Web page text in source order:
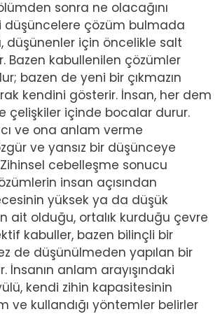
sonra ne olacağını
düşüncelere çözüm bulmada
düşünenler için öncelikle salt
Bazen kabullenilen çözümler
bazen de yeni bir çıkmazın
kendini gösterir. İnsan, her dem
çelişkiler içinde bocalar durur.
ve ona anlam verme
ve yansız bir düşünceye
cebelleşme sonucu
insan açısından
yüksek ya da düşük
ait olduğu, ortalık kurduğu çevre
kabuller, bazen bilinçli bir
de düşünülmeden yapılan bir
İnsanın anlam arayışındaki
kendi zihin kapasitesinin
ve kullandığı yöntemler belirler